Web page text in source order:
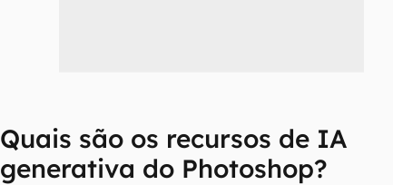
Quais são os recursos de IA
generativa do Photoshop?